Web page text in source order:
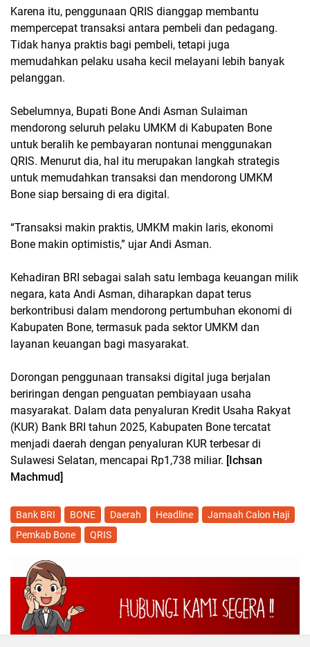
Karena itu, penggunaan QRIS dianggap membantu
mempercepat transaksi antara pembeli dan pedagang.
Tidak hanya praktis bagi pembeli, tetapi juga
memudahkan pelaku usaha kecil melayani lebih banyak
pelanggan.
Sebelumnya, Bupati Bone Andi Asman Sulaiman
mendorong seluruh pelaku UMKM di Kabupaten Bone
untuk beralih ke pembayaran nontunai menggunakan
QRIS. Menurut dia, hal itu merupakan langkah strategis
untuk memudahkan transaksi dan mendorong UMKM
Bone siap bersaing di era digital.
“Transaksi makin praktis, UMKM makin laris, ekonomi
Bone makin optimistis,” ujar Andi Asman.
Kehadiran BRI sebagai salah satu lembaga keuangan milik
negara, kata Andi Asman, diharapkan dapat terus
berkontribusi dalam mendorong pertumbuhan ekonomi di
Kabupaten Bone, termasuk pada sektor UMKM dan
layanan keuangan bagi masyarakat.
Dorongan penggunaan transaksi digital juga berjalan
beriringan dengan penguatan pembiayaan usaha
masyarakat. Dalam data penyaluran Kredit Usaha Rakyat
(KUR) Bank BRI tahun 2025, Kabupaten Bone tercatat
menjadi daerah dengan penyaluran KUR terbesar di
Sulawesi Selatan, mencapai Rp1,738 miliar. [Ichsan
Machmud]
Bank BRI BONE Daerah Headline
Jamaah Calon Haji
Pemkab Bone
QRIS